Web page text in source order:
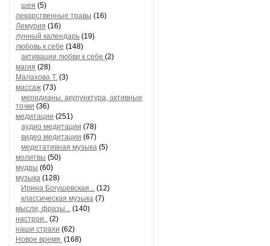
шея (5)
лекарственные травы (16)
Лемурия (16)
лунный календарь (19)
любовь к себе (148)
активации любви к себе (2)
магия (28)
Малахова Т. (3)
массаж (73)
меридианы. акупунктура, активные
точки (36)
медитации (251)
аудио медитации (78)
видео медитации (67)
медетативная музыка (5)
молитвы (50)
мудры (60)
музыка (128)
Ирина Богушевская... (12)
классическая музыка (7)
мысли, фразы... (140)
настрои.. (2)
наши страхи (62)
Новое время. (168)